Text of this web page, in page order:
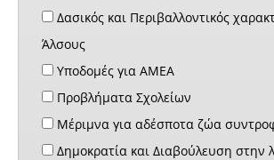
Δασικός και Περιβαλλοντικός
Άλσους
Υποδομές για ΑΜΕΑ
Προβλήματα Σχολείων
Μέριμνα για αδέσποτα ζώα
Δημοκρατία και Διαβούλευση στην